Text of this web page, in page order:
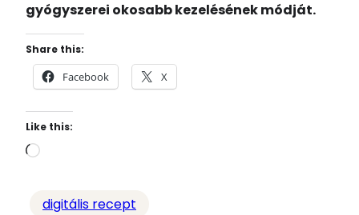
gyógyszerei okosabb kezelésének módját.
Share this:
Facebook X
Like this:
L
digitális recept